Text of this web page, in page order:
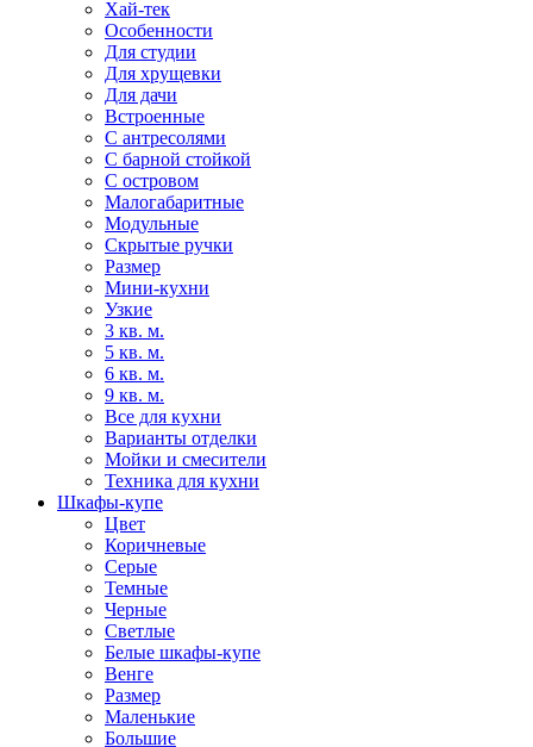
Хай-тек
Особенности
Для студии
Для хрущевки
Для дачи
Встроенные
С антресолями
С барной стойкой
С островом
Малогабаритные
Модульные
Скрытые ручки
Размер
Мини-кухни
Узкие
3 кв. м.
5 кв. м.
6 кв. м.
9 кв. м.
Все для кухни
Варианты отделки
Мойки и смесители
Техника для кухни
Шкафы-купе
Цвет
Коричневые
Серые
Темные
Черные
Светлые
Белые шкафы-купе
Венге
Размер
Маленькие
Большие